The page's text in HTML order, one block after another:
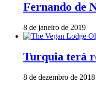
Fernando de
8 de janeiro de 2019
Turquia terá
8 de dezembro de 2018